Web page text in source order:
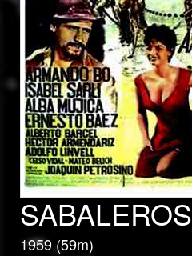
SABALEROS
1959 (59m)